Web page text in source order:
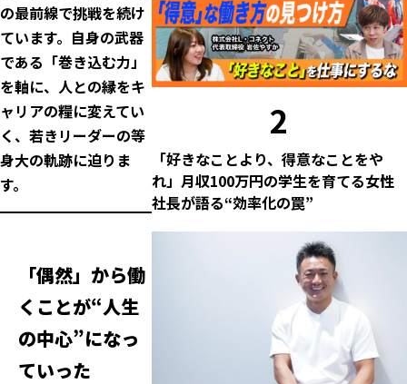
の最前線で挑戦を続け
ています。自身の武器
である「巻き込む力」
を軸に、人との縁をキ
ャリアの糧に変えてい
く、若きリーダーの等
身大の軌跡に迫りま
す。
「偶然」から働
くことが“人生
の中心”になっ
ていった
2
「好きなことより、得意なことをや
れ」月収100万円の学生を育てる女性
社長が語る“効率化の罠”